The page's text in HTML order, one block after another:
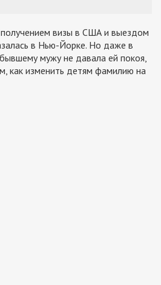
визы в США и выездом
в Нью-Йорке. Но даже в
мужу не давала ей покоя,
как изменить детям фамилию на